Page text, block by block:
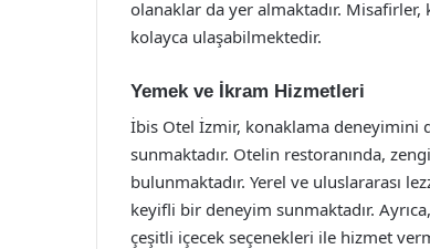
olanaklar da yer almaktadır.
kolayca ulaşabilmektedir.
Yemek ve İkram Hizmetleri
İbis Otel İzmir, konaklama deneyimini
sunmaktadır. Otelin restoranında,
bulunmaktadır. Yerel ve uluslararası
keyifli bir deneyim sunmaktadır.
çeşitli içecek seçenekleri ile hizmet